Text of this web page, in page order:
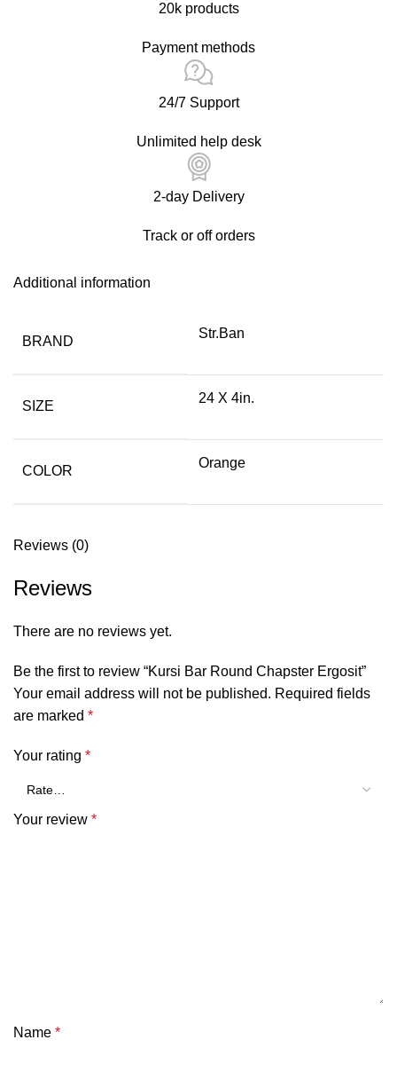
20k products
Payment methods
24/7 Support
Unlimited help desk
2-day Delivery
Track or off orders
Additional information
BRAND
Str.Ban
SIZE
24 X 4in.
COLOR
Orange
Reviews (0)
Reviews
There are no reviews yet.
Be the first to review “Kursi Bar Round Chapster Ergosit”
Your email address will not be published. Required fields
are marked *
Your rating *
Your review *
Name *